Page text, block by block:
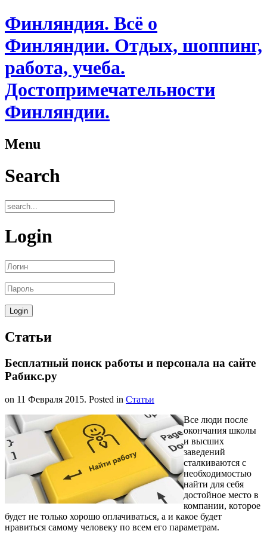
Финляндия. Всё о
Финляндии. Отдых, шоппинг,
работа, учеба.
Достопримечательности
Финляндии.
Menu
Search
Login
Статьи
Бесплатный поиск работы и персонала на сайте
Рабикс.ру
on 11 Февраля 2015. Posted in Статьи
Все люди после
окончания школы
и высших
заведений
сталкиваются с
необходимостью
найти для себя
достойное место в
компании, которое
будет не только хорошо оплачиваться, а и какое будет
нравиться самому человеку по всем его параметрам.